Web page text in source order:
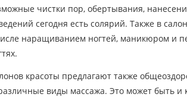
чистки пор, обертывания,
сегодня есть солярий. Также в
наращиванием ногтей, маникюром и
красоты предлагают также
виды массажа. Это может быть и